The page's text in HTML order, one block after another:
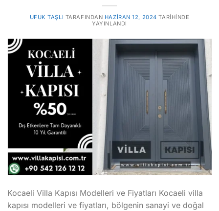
UFUK TAŞLI TARAFINDAN HAZIRAN 12, 2024 TARIHINDE
YAYINLANDI
Kocaeli Villa Kapısı Modelleri ve Fiyatları Kocaeli villa
kapısı modelleri ve fiyatları, bölgenin sanayi ve doğal